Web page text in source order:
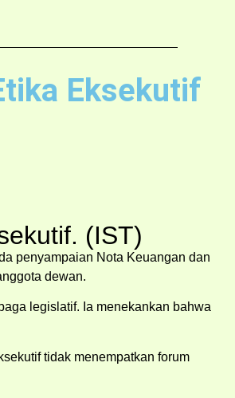
Eksekutif
(IST)
penyampaian Nota Keuangan dan
dewan.
legislatif. Ia menekankan bahwa
tidak menempatkan forum